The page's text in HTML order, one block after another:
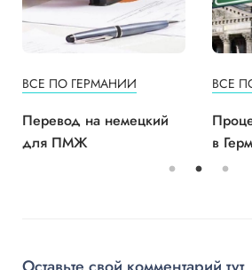
ВСЕ ПО ГЕРМАНИИ
Перевод на немецкий
для ПМЖ
ВСЕ
в